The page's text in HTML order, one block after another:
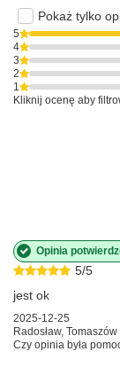
Pokaż tylko
5
4
3
2
1
Kliknij ocenę aby
5/5
Opinia
jest ok
2025-12-25
Radosław,
Czy opinia była